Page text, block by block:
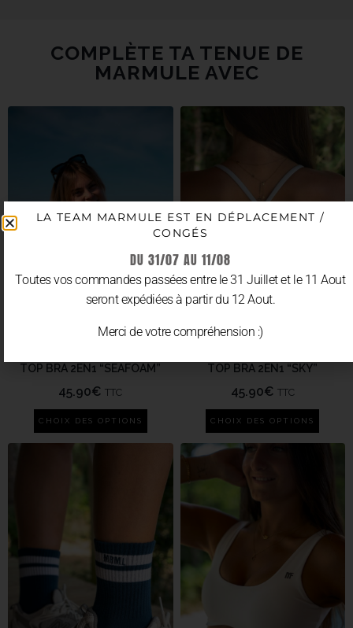
COMPLÈTE TA TENUE DE
MARMULE AVEC
TOP BRA 2EN1 “SEAFOAM”
45.90€ TTC
CHOIX DES OPTIONS
TOP BRA 2EN1 “SKY”
45.90€ TTC
CHOIX DES OPTIONS
LA TEAM MARMULE EST EN DÉPLACEMENT /
CONGÉS
DU 31/07 AU 11/08
Toutes vos commandes passées entre le 31 Juillet et le 11 Aout
seront expédiées à partir du 12 Aout.
Merci de votre compréhension :)